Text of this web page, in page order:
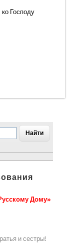
ко Господу
Дому»
и сестры!